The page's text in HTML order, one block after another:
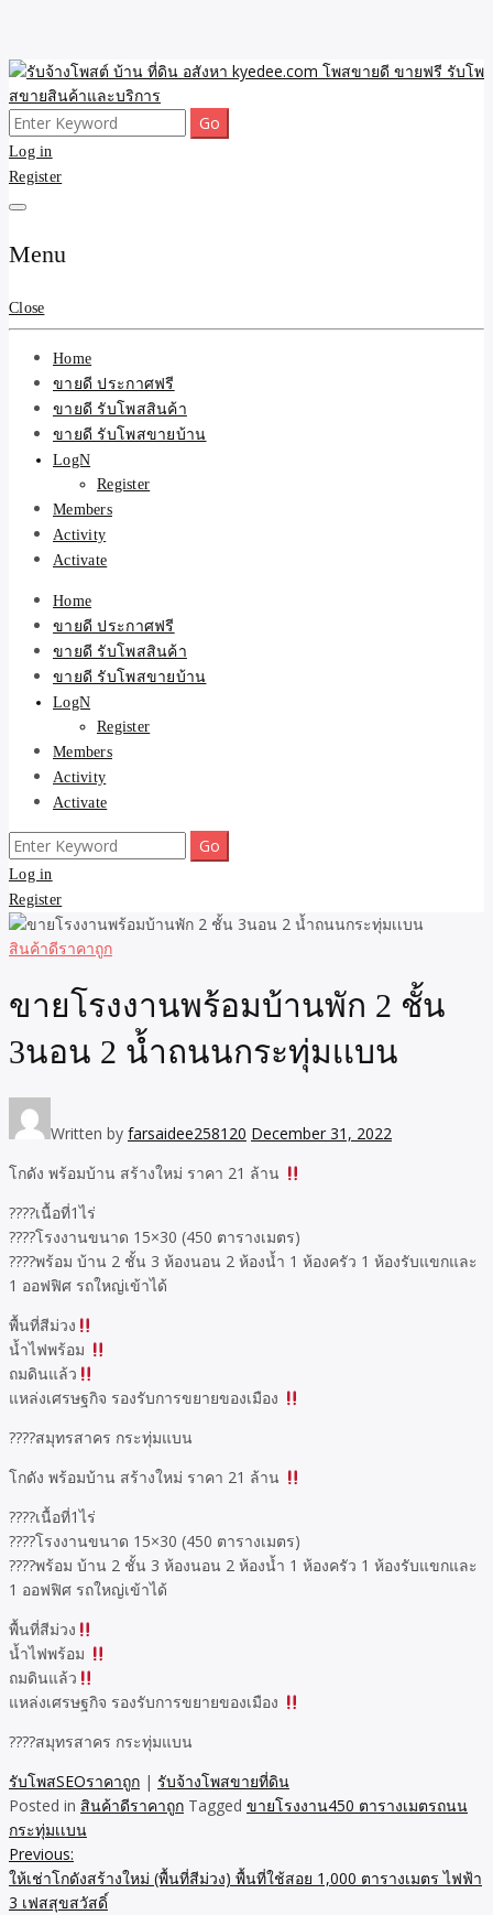
Skip
to
content
รับจ้างโพสต์ บ้าน ที่ดิน
อสังหา kyedee.com โพส
ขายดี ขายฟรี รับโพสขาย
สินค้าและบริการ
ขายดี โพสประกาศขายสินค้าฟรี บ้าน ที่ดิน อสังหา รับโพสต์ประกาศขาย
ของ รับรองผล ดีที่สุดถูกที่สุด ติดหน้าแรกกูเกืล
Search
for:
Log in
Register
Menu
Close
Home
ขายดี ประกาศฟรี
ขายดี รับโพสสินค้า
ขายดี รับโพสขายบ้าน
LogN
Register
Members
Activity
Activate
Home
ขายดี ประกาศฟรี
ขายดี รับโพสสินค้า
ขายดี รับโพสขายบ้าน
LogN
Register
Members
Activity
Activate
Search
for:
Log in
Register
สินค้าดีราคาถูก
ขายโรงงานพร้อมบ้านพัก 2 ชั้น
3นอน 2 น้ำถนนกระทุ่มเเบน
Written by farsaidee258120 December 31, 2022
โกดัง พร้อมบ้าน สร้างใหม่ ราคา 21 ล้าน
????เนื้อที่1ไร่
????โรงงานขนาด 15×30 (450 ตารางเมตร)
????พร้อม บ้าน 2 ชั้น 3 ห้องนอน 2 ห้องน้ำ 1 ห้องครัว 1 ห้องรับแขกและ
1 ออฟฟิศ รถใหญ่เข้าได้
พื้นที่สีม่วง
น้ำไฟพร้อม
ถมดินแล้ว
แหล่งเศรษฐกิจ รองรับการขยายของเมือง
????สมุทรสาคร กระทุ่มแบน
โกดัง พร้อมบ้าน สร้างใหม่ ราคา 21 ล้าน
????เนื้อที่1ไร่
????โรงงานขนาด 15×30 (450 ตารางเมตร)
????พร้อม บ้าน 2 ชั้น 3 ห้องนอน 2 ห้องน้ำ 1 ห้องครัว 1 ห้องรับแขกและ
1 ออฟฟิศ รถใหญ่เข้าได้
พื้นที่สีม่วง
น้ำไฟพร้อม
ถมดินแล้ว
แหล่งเศรษฐกิจ รองรับการขยายของเมือง
????สมุทรสาคร กระทุ่มแบน
รับโพสSEOราคาถูก | รับจ้างโพสขายที่ดิน
Posted in สินค้าดีราคาถูก Tagged ขายโรงงาน450 ตารางเมตรถนน
กระทุ่มเเบน
Post
navigation
Previous:
ให้เช่าโกดังสร้างใหม่ (พื้นที่สีม่วง) พื้นที่ใช้สอย 1,000 ตารางเมตร ไฟฟ้า
3 เฟสสุขสวัสดิ์